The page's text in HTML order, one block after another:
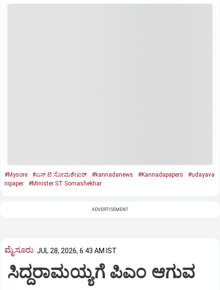
#Mysore #ಎಸ್‌.ಟಿ.ಸೋಮಶೇಖರ್‌ #kannadanews #Kannadapapers
#udayava
nipaper
#Minister ST Somashekhar
ADVERTISEMENT
ಮೈಸೂರು JUL 28, 2026, 6:43 AM IST
ಸಿದ್ದರಾಮಯ್ಯಗೆ ಪಿಎಂ ಆಗುವ